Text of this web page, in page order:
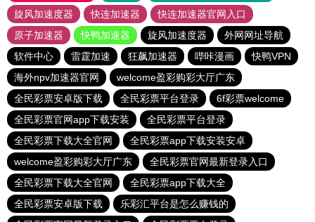
旋风加速度器
快连加速器
快连加速器官网入口
原子加速器
快鸭加速器 旋风加速度器
外网网址导航
软件中心
雷霆加速 狂飙加速器 哔咔漫画
快鸭VPN
海外npv加速器官网
welcome盈彩购彩大厅广东
全民彩票安卓版下载
全民彩票平台登录
6f彩票welcome
全民彩票官网app下载安装
全民彩票平台登录
全民彩票下载大全官网
全民彩票app下载安装安卓
welcome盈彩购彩大厅广东
全民彩票官网最新登录入口
全民彩票下载大全官网
全民彩票app下载大全
全民彩票安卓版下载
乐彩汇平台是怎么赚钱的